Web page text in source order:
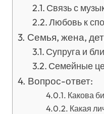
Связь с
Любовь к
Семья, жена,
Супруга и
Семейные
Вопрос-ответ:
Какова
Какая